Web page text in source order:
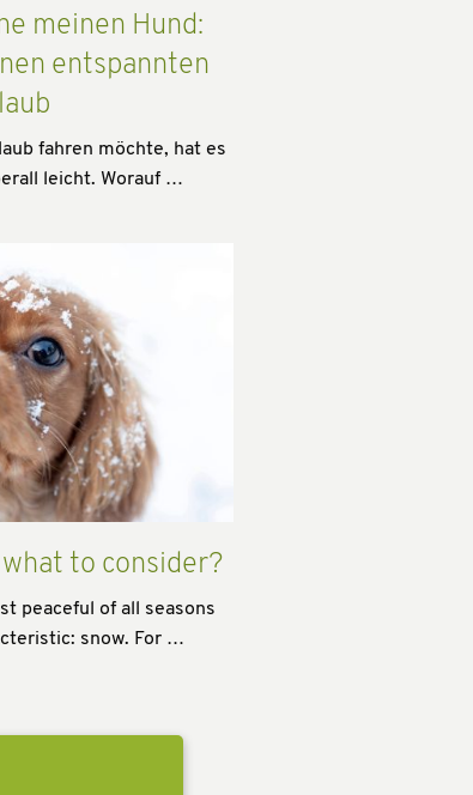
meinen Hund:
entspannten
fahren möchte, hat es
leicht. Worauf …
to consider?
peaceful of all seasons
snow. For …